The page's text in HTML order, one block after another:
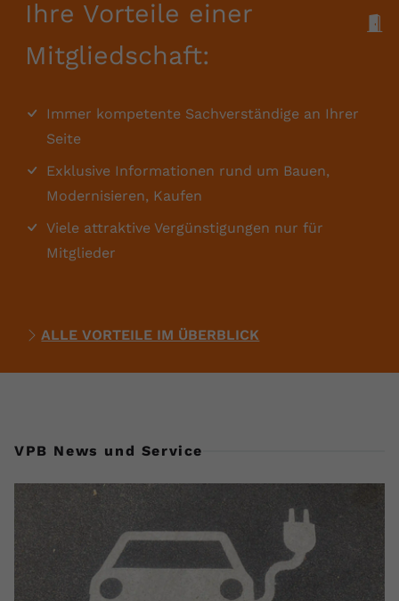
Ihre Vorteile einer
Mitgliedschaft:
Immer kompetente Sachverständige an Ihrer
Seite
Exklusive Informationen rund um Bauen,
Modernisieren, Kaufen
Viele attraktive Vergünstigungen nur für
Mitglieder
ALLE VORTEILE IM ÜBERBLICK
VPB News und Service